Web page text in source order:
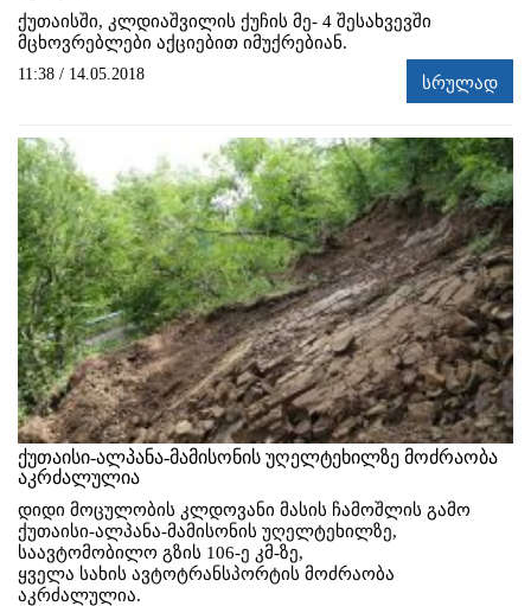
ქუთაისში, კლდიაშვილის ქუჩის მე- 4 შესახვევში
მცხოვრებლები აქციებით იმუქრებიან.
11:38 / 14.05.2018 სრულად
ქუთაისი-ალპანა-მამისონის უღელტეხილზე მოძრაობა
აკრძალულია
დიდი მოცულობის კლდოვანი მასის ჩამოშლის გამო
ქუთაისი-ალპანა-მამისონის უღელტეხილზე,
საავტომობილო გზის 106-ე კმ-ზე,
ყველა სახის ავტოტრანსპორტის მოძრაობა
აკრძალულია.